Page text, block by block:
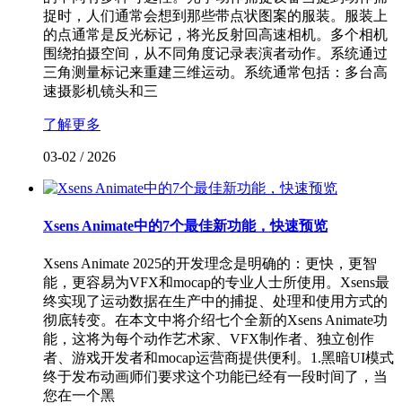
捉时，人们通常会想到那些带点状图案的服装。服装上
的点通常是反光标记，将光反射回高速相机。多个相机
围绕拍摄空间，从不同角度记录表演者动作。系统通过
三角测量标记来重建三维运动。系统通常包括：多台高
速摄影机镜头和三
了解更多
03-02 / 2026
Xsens Animate中的7个最佳新功能，快速预览
Xsens Animate 2025的开发理念是明确的：更快，更智
能，更容易为VFX和mocap的专业人士所使用。Xsens最
终实现了运动数据在生产中的捕捉、处理和使用方式的
彻底转变。在本文中将介绍七个全新的Xsens Animate功
能，这将为每个动作艺术家、VFX制作者、独立创作
者、游戏开发者和mocap运营商提供便利。1.黑暗UI模式
终于发布动画师们要求这个功能已经有一段时间了，当
您在一个黑